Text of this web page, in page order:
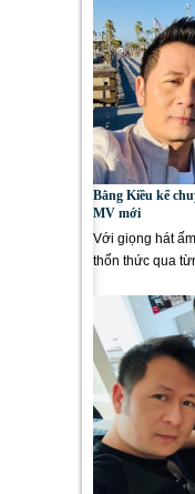
Bằng Kiều kể
MV mới
Với giọng hát
thổn thức qua